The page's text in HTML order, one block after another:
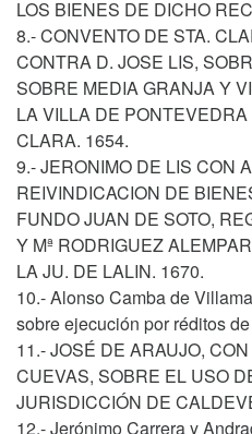
LOS BIENES DE DICHO
8.- CONVENTO DE STA.
CONTRA D. JOSE LIS,
SOBRE MEDIA GRANJA Y
LA VILLA DE
CLARA. 1654.
9.- JERONIMO DE LIS CON
REIVINDICACION DE
FUNDO JUAN DE SOTO,
Y Mª RODRIGUEZ
LA JU. DE LALIN. 1670.
10.- Alonso Camba de
sobre ejecución por réditos
11.- JOSÉ DE ARAUJO,
CUEVAS, SOBRE EL USO
JURISDICCIÓN DE
12.- Jerónimo Carrera y